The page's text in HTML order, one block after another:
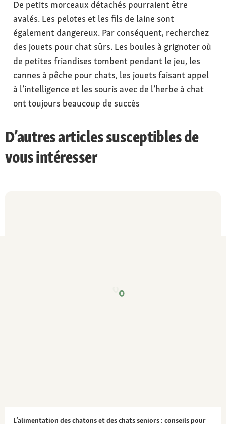
De petits morceaux détachés pourraient être
avalés. Les pelotes et les fils de laine sont
également dangereux. Par conséquent, recherchez
des jouets pour chat sûrs. Les boules à grignoter où
de petites friandises tombent pendant le jeu, les
cannes à pêche pour chats, les jouets faisant appel
à l’intelligence et les souris avec de l’herbe à chat
ont toujours beaucoup de succès
D’autres articles susceptibles de
vous intéresser
L’alimentation des chatons et des chats seniors : conseils pour